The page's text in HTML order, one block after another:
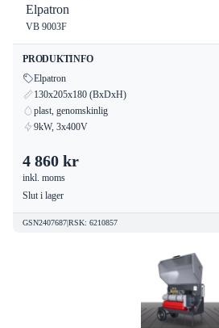
Elpatron
VB 9003F
PRODUKTINFO
Elpatron
130x205x180 (BxDxH)
plast, genomskinlig
9kW, 3x400V
4 860 kr
inkl. moms
Slut i lager
GSN2407687|RSK: 6210857